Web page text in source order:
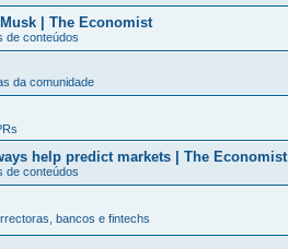
| The Economist
de conteúdos
da comunidade
help predict markets | The Economist
de conteúdos
bancos e fintechs